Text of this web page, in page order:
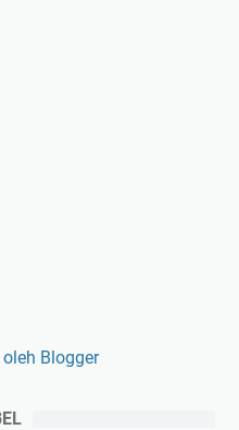
Blogger